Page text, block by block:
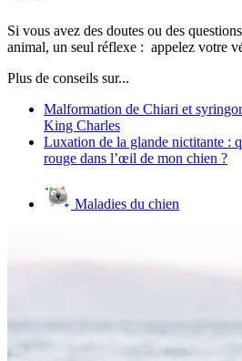
Si vous avez des doutes ou des
animal, un seul réflexe : appelez votre
Plus de conseils sur...
Malformation de Chiari et
King Charles
Luxation de la glande nictitante :
rouge dans l’œil de mon chien ?
Maladies du chien